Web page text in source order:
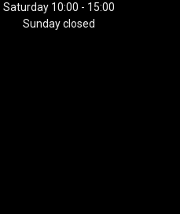
Saturday 10:00 - 15:00
Sunday closed